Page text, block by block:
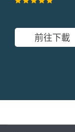
前往下載